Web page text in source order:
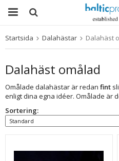
Startsida Dalahästar Dalahäst
Dalahäst omålad
Omålade dalahästar är redan fint
enligt dina egna idéer. Omålade är
Sortering: